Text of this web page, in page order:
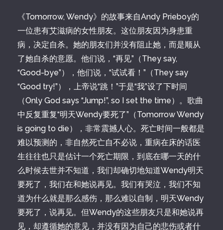
《Tomorrow, Wendy》的故事来自Andy Prieboy的
一位患有艾滋病的女性朋友。这位朋友因为身患重
病，决定自杀。她的朋友们并没有阻止她，而是顺从
了她自杀的意愿。他们说，“再见”（They say,
“Good-bye”），他们说，“试试看！”（They say
“Good try!”），上帝说“跳！”于是“我”设了下时间
（Only God says “Jump!”, so I set the time）。歌曲
中反复重复“明天Wendy要死了”（Tomorrow Wendy
is going to die），非常震撼人心。死亡时间一般都是
难以预测的，非自然死亡自不必说，重病在床的话医
生往往也只是估计一个死亡期限，到底在哪一天的什
么时候去世并不知道，我们却确切地知道Wendy明天
要死了，我们在和她说再见。我们有哭泣，我们不知
道为什么就是那么感伤，那么难以自制，明天Wendy
要死了，说再见。但Wendy的这些朋友只是和她说再
见，却遵循她的意见，并没有因为自己的悲伤或者什